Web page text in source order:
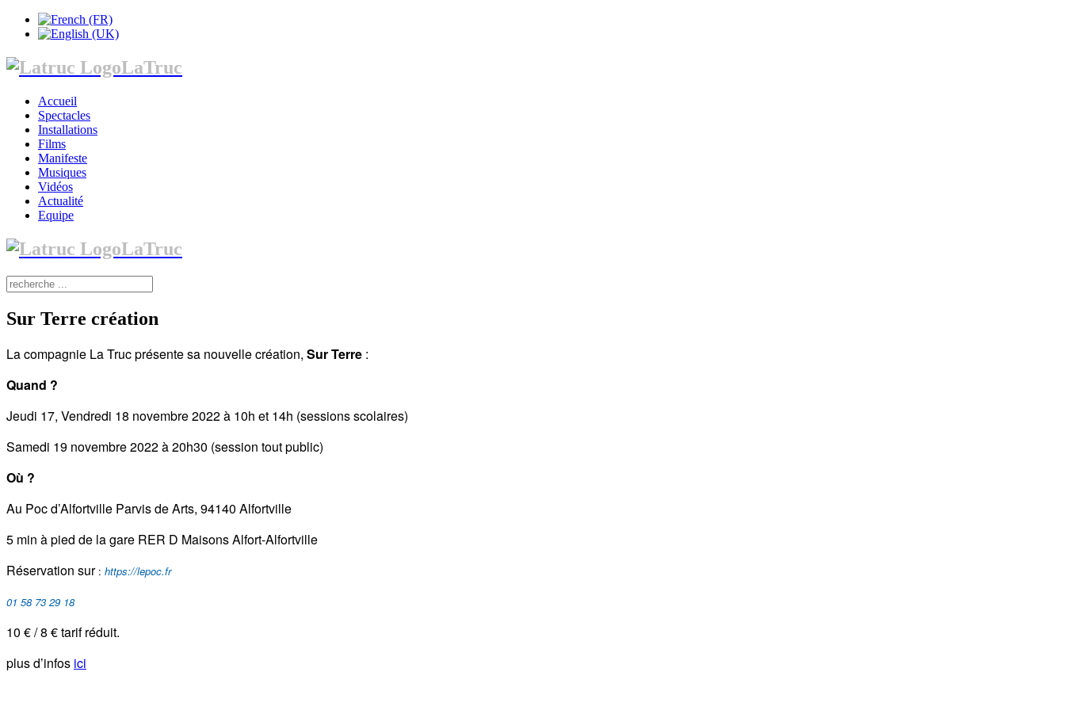
LaTruc
Accueil
Spectacles
Installations
Films
Manifeste
Musiques
Vidéos
Actualité
Equipe
LaTruc
Sur Terre création
La compagnie La Truc présente sa nouvelle création, Sur Terre :
Quand ?
Jeudi 17, Vendredi 18 novembre 2022 à 10h et 14h (sessions scolaires)
Samedi 19 novembre 2022 à 20h30 (session tout public)
Où ?
Au Poc d’Alfortville Parvis de Arts, 94140 Alfortville
5 min à pied de la gare RER D Maisons Alfort-Alfortville
Réservation sur: https://lepoc.fr
01 58 73 29 18
10 € / 8 € tarif réduit.
plus d’infos ici